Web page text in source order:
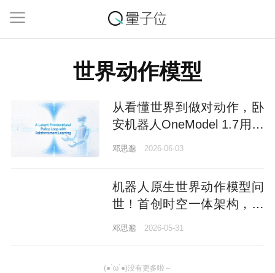
世界动作模型
从看懂世界到做对动作，卧
安机器人OneModel 1.7用一
条「隐式通路」打通了具身
邓思邈 2026-06-03
机器人原生世界动作模型问
世！首创时空一体架构，复
旦系团队出品
邓思邈 2026-05-31
(●`ω`●)没有更多啦～